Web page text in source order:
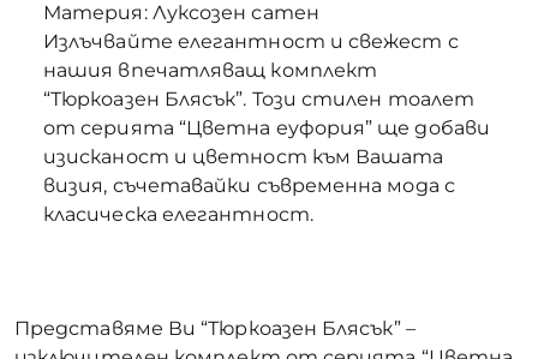
Материя: Луксозен сатен
Излъчвайте елегантност и свежест с
нашия впечатляващ комплект
“Тюркоазен Блясък”. Този стилен тоалет
от серията “Цветна еуфория” ще добави
изисканост и цветност към Вашата
визия, съчетавайки съвременна мода с
класическа елегантност.
Представяме Ви “Тюркоазен Блясък” –